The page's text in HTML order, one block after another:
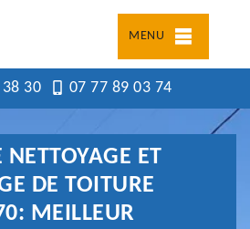
MENU
30 07 77 89 03 74
NETTOYAGE ET
DE TOITURE
MEILLEUR